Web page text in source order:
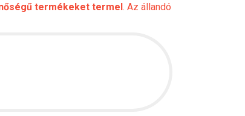
termékeket termel. Az állandó